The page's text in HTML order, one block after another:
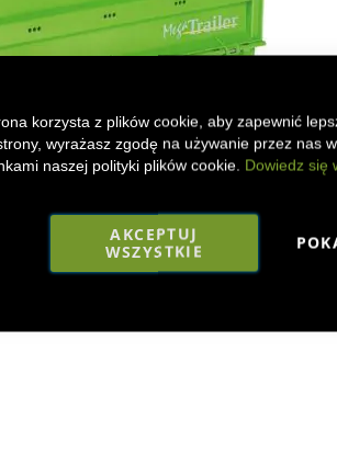
korzysta z plików cookie, aby zapewnić
wyrażasz zgodę na używanie przez nas
naszej polityki plików cookie. Dowiedz się
AKCEPTUJ
WSZYSTKIE